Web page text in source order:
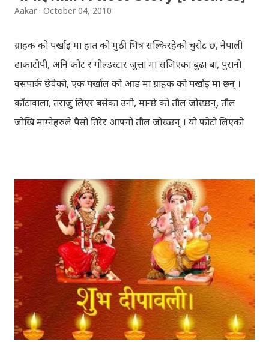
search self, leaving her parents. She is accompanied
by her friend Bisakha everywhere she went. Radha
faces...
Aakar October 04, 2010
ग्राहक को पर्खाइ मा हात को मुठी भित्र सल्किरहेको चुरोट छ, नेपाली
ढाकाटोपी, अनि कोट र गोल्डस्टार जुत्ता मा सजिएका बुढा बा, पुरानो
वसपार्क छेवैको, एक पर्खाल को आड मा ग्राहक को पर्खाइ मा छन् ।
काँटावाला, तराजु लिएर बसेका उनी, मान्छे को तौल जोख्छन्, तौल
जोखि माग्नेहरुले पैसो तिरेर आफ्नो तौल जोख्छन् । यो फोटो लिएको
चुरोट तान्दै आफैँ मा हराइरहेका झैँ देखिन्थेँ । ढल्किँदो दिन त्रिपुरेश्वर मा
अवस्थित मन्दिर को फोटो खिच्दा, पश्चिम मा सूर्य डुब्न लागिसकेको
थियो । कोलाहाल को बिचमा उभिएको मन्दिर आफू मा चाँहि साह्रै शान्त
छ । पुल्चोक मा आयोजित लोकस २०१० हेरेर फर्किँदै गर्दा, थकाइ मार्ने
उद्देश्य ले यही मन्दिर मा एकछिन अडिएको थिँए । झोलुङ्गे पुल ललितपुर
बालकुमारी मा, मनोहरा खोला माथि रहेको झोलुंङ्गे पुल ! यो फोटो
खिच्दा, मौसम सफा थिएन, हल्का वर्षा भइरहेथ्यो । त्यसदिन केही
साथिहरु को साथ मा, नयाँ वानेश्वर, शंखमुल हुँदै यो झोलुङ्गे पुल तरेर,
बालकुमारी हु...